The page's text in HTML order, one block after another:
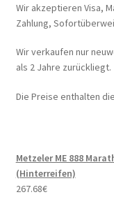
Wir akzeptieren Visa,
Zahlung,
Wir verkaufen nur
als 2 Jahre zurückliegt.
Die Preise enthalten
Metzeler ME 888
(Hinterreifen)
267.68€